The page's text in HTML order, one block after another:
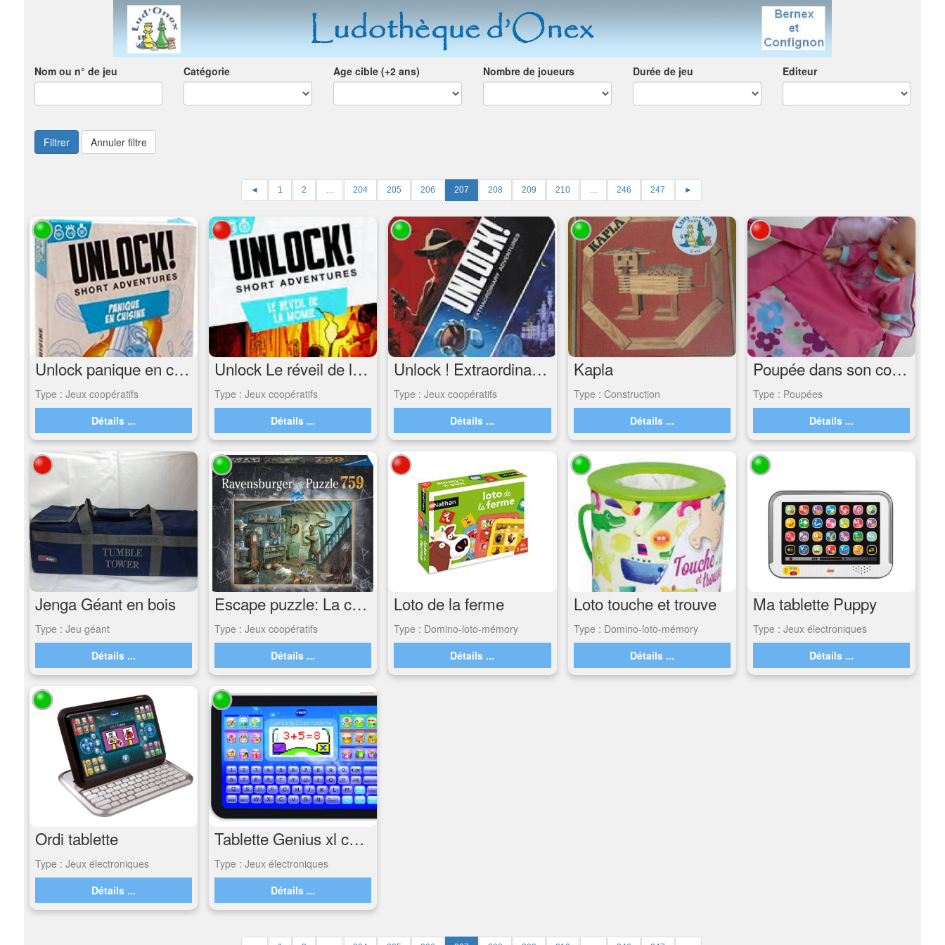
Nom ou n° de jeu Catégorie Age cible (+2 ans) Nombre de joueurs Durée de jeu Editeur
Filtrer Annuler filtre
◄ 1 2 … 204 205 206 207 208 209 210 … 246 247 ►
Unlock panique en cuisine
Type : Jeux coopératifs
Détails ...
Unlock Le réveil de la momie
Type : Jeux coopératifs
Détails ...
Unlock ! Extraordinary Adventures (11)
Type : Jeux coopératifs
Détails ...
Kapla
Type : Construction
Détails ...
Poupée dans son couffin
Type : Poupées
Détails ...
Jenga Géant en bois
Type : Jeu géant
Détails ...
Escape puzzle: La cave de la terreur
Type : Jeux coopératifs
Détails ...
Loto de la ferme
Type : Domino-loto-mémory
Détails ...
Loto touche et trouve
Type : Domino-loto-mémory
Détails ...
Ma tablette Puppy
Type : Jeux électroniques
Détails ...
Ordi tablette
Type : Jeux électroniques
Détails ...
Tablette Genius xl color
Type : Jeux électroniques
Détails ...